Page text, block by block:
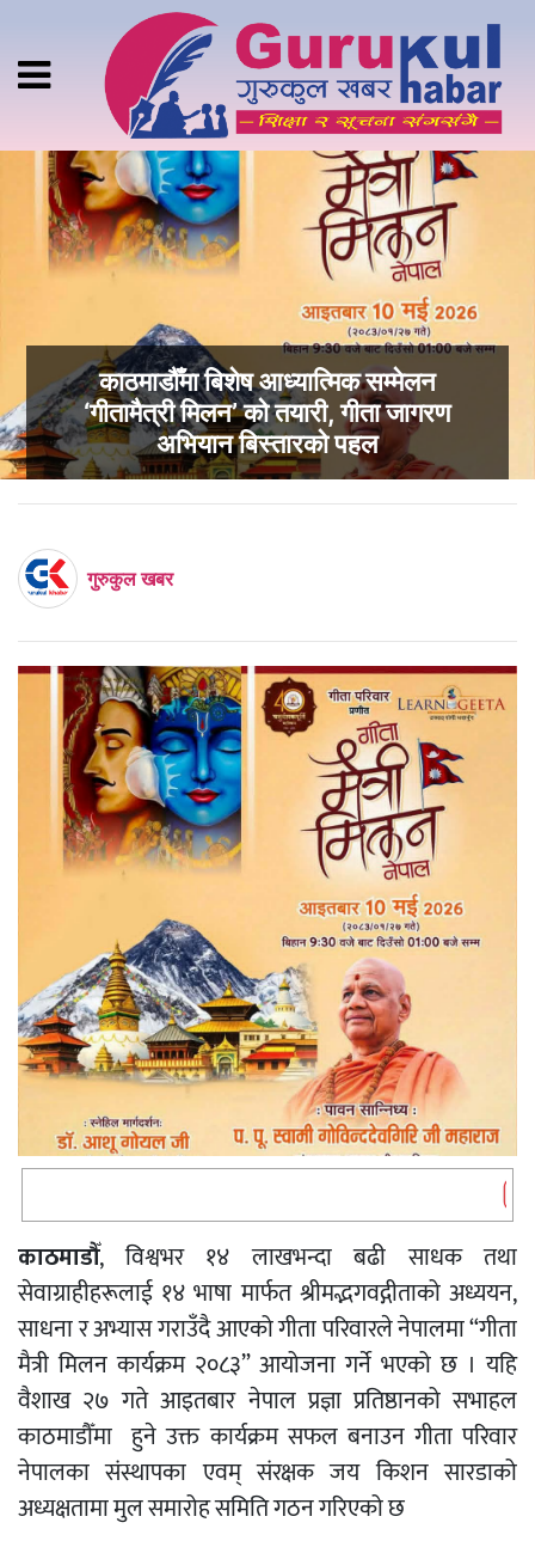
काठमाडौँमा बिशेष आध्यात्मिक सम्मेलन
‘गीतामैत्री मिलन’ को तयारी, गीता जागरण
अभियान बिस्तारको पहल
गुरुकुल खबर
काठमाडौँ, विश्वभर १४ लाखभन्दा बढी साधक तथा
सेवाग्राहीहरूलाई १४ भाषा मार्फत श्रीमद्भगवद्गीताको अध्ययन,
साधना र अभ्यास गराउँदै आएको गीता परिवारले नेपालमा “गीता
मैत्री मिलन कार्यक्रम २०८३” आयोजना गर्ने भएको छ । यहि
वैशाख २७ गते आइतबार नेपाल प्रज्ञा प्रतिष्ठानको सभाहल
काठमाडौँमा हुने उक्त कार्यक्रम सफल बनाउन गीता परिवार
नेपालका संस्थापका एवम् संरक्षक जय किशन सारडाको
अध्यक्षतामा मुल समारोह समिति गठन गरिएको छ